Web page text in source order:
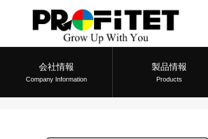
会社情報
Company Information
製品情報
Products